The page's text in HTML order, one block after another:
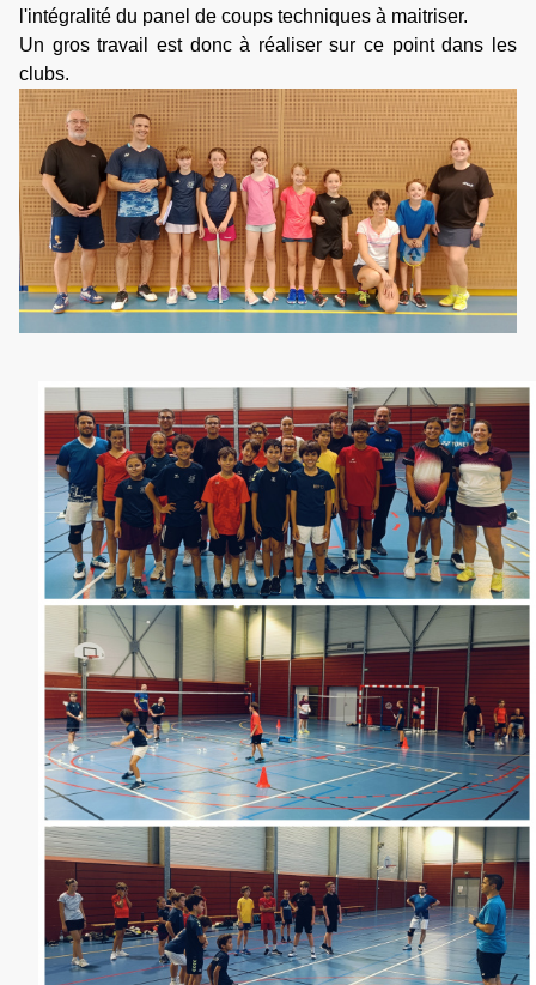
l'intégralité du panel de coups techniques à maitriser.
Un gros travail est donc à réaliser sur ce point dans les
clubs.